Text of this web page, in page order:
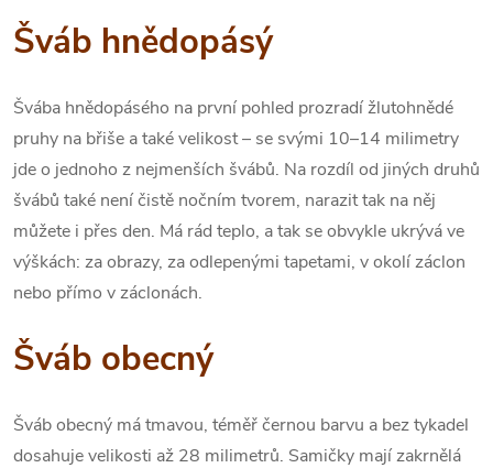
Šváb hnědopásý
Švába hnědopásého na první pohled prozradí žlutohnědé
pruhy na břiše a také velikost – se svými 10–14 milimetry
jde o jednoho z nejmenších švábů. Na rozdíl od jiných druhů
švábů také není čistě nočním tvorem, narazit tak na něj
můžete i přes den. Má rád teplo, a tak se obvykle ukrývá ve
výškách: za obrazy, za odlepenými tapetami, v okolí záclon
nebo přímo v záclonách.
Šváb obecný
Šváb obecný má tmavou, téměř černou barvu a bez tykadel
dosahuje velikosti až 28 milimetrů. Samičky mají zakrnělá